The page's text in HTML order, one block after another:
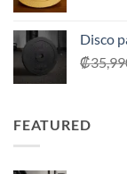
Disco
₡
FEATURED